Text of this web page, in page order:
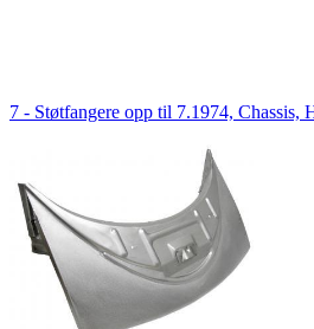
7 - Støtfangere opp til 7.1974, Chassis,